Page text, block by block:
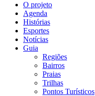
O projeto
Agenda
Histórias
Esportes
Notícias
Guia
Regiões
Bairros
Praias
Trilhas
Pontos Turísticos